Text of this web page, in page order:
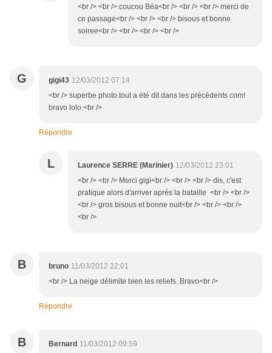
<br /> <br /> coucou Béa<br /> <br /> <br /> merci de
ce passage<br /> <br /> <br /> bisous et bonne
soiree<br /> <br /> <br /> <br />
G gigi43 12/03/2012 07:14
<br /> superbe photo.tout a été dit dans les précédents com!
bravo lolo.<br />
Répondre
L Laurence SERRE (Marinier) 12/03/2012 23:01
<br /> <br /> Merci gigi<br /> <br /> <br /> dis, c'est
pratique alors d'arriver aprés la bataille <br /> <br />
<br /> gros bisous et bonne nuit<br /> <br /> <br />
<br />
B bruno 11/03/2012 22:01
<br /> La neige délimite bien les reliefs. Bravo<br />
Répondre
B Bernard 11/03/2012 09:59